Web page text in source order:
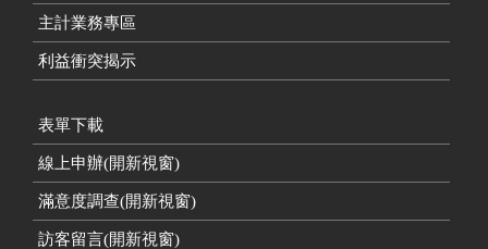
主計業務專區
利益衝突揭示
表單下載
線上申辦(開新視窗)
滿意度調查(開新視窗)
訪客留言(開新視窗)